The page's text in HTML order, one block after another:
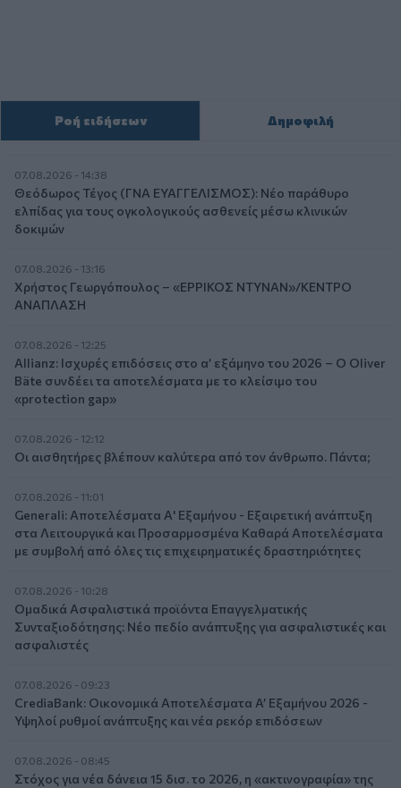
Ροή ειδήσεων Δημοφιλή
07.08.2026 - 14:38
Θεόδωρος Τέγος (ΓΝΑ ΕΥΑΓΓΕΛΙΣΜΟΣ): Νέο παράθυρο
ελπίδας για τους ογκολογικούς ασθενείς μέσω κλινικών
δοκιμών
07.08.2026 - 13:16
Χρήστος Γεωργόπουλος – «ΕΡΡΙΚΟΣ ΝΤΥΝΑΝ»/ΚΕΝΤΡΟ
ΑΝΑΠΛΑΣΗ
07.08.2026 - 12:25
Allianz: Ισχυρές επιδόσεις στο α’ εξάμηνο του 2026 – Ο Oliver
Bäte συνδέει τα αποτελέσματα με το κλείσιμο του
«protection gap»
07.08.2026 - 12:12
Οι αισθητήρες βλέπουν καλύτερα από τον άνθρωπο. Πάντα;
07.08.2026 - 11:01
Generali: Αποτελέσματα Α' Εξαμήνου - Εξαιρετική ανάπτυξη
στα Λειτουργικά και Προσαρμοσμένα Καθαρά Αποτελέσματα
με συμβολή από όλες τις επιχειρηματικές δραστηριότητες
07.08.2026 - 10:28
Ομαδικά Ασφαλιστικά προϊόντα Επαγγελματικής
Συνταξιοδότησης: Νέο πεδίο ανάπτυξης για ασφαλιστικές και
ασφαλιστές
07.08.2026 - 09:23
CrediaBank: Οικονομικά Αποτελέσματα A’ Εξαμήνου 2026 -
Υψηλοί ρυθμοί ανάπτυξης και νέα ρεκόρ επιδόσεων
07.08.2026 - 08:45
Στόχος για νέα δάνεια 15 δισ. το 2026, η «ακτινογραφία» της